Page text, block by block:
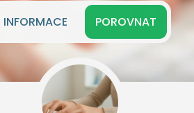
INFORMACE POROVNAT